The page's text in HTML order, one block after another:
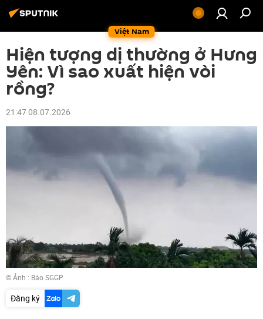
Việt Nam
Hiện tượng dị thường ở Hưng
Yên: Vì sao xuất hiện vòi
rồng?
21:47 08.07.2026
© Ảnh : Báo SGGP
Đăng ký